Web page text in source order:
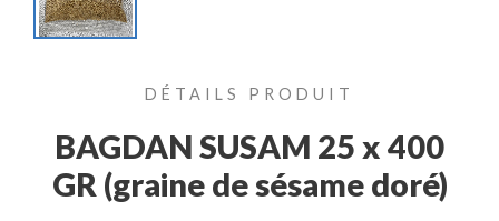
DÉTAILS PRODUIT
BAGDAN SUSAM 25 x 400
GR (graine de sésame doré)